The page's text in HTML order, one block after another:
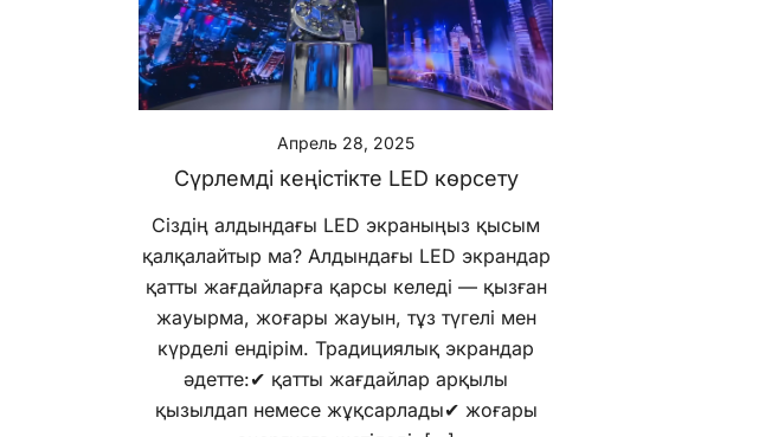
Апрель 28, 2025
Сүрлемді кеңістікте LED көрсету
Сіздің алдындағы LED экраныңыз қысым
қалқалайтыр ма? Алдындағы LED экрандар
қатты жағдайларға қарсы келеді — қызған
жауырма, жоғары жауын, тұз түгелі мен
күрделі ендірім. Традициялық экрандар
әдетте:✔ қатты жағдайлар арқылы
қызылдап немесе жұқсарлады✔ жоғары